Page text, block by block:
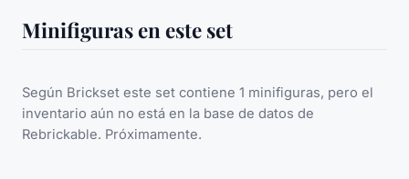
Minifiguras en este set
Según Brickset este set contiene 1 minifiguras, pero el
inventario aún no está en la base de datos de
Rebrickable. Próximamente.